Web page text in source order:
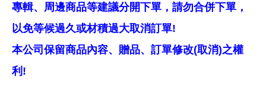
專輯、周邊商品等建議分開下單，請勿合併下單，
以免等候過久或材積過大取消訂單!
本公司保留商品內容、贈品、訂單修改(取消)之權
利!